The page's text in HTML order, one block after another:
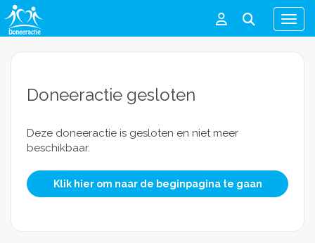
Menu
Doneeractie gesloten
Deze doneeractie is gesloten en niet meer
beschikbaar.
Klik hier om naar de beginpagina te gaan